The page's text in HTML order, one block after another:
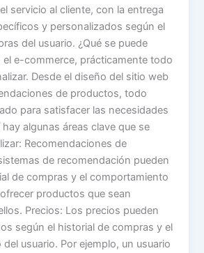
servicio al cliente, con la entrega
y personalizados según el
del usuario. ¿Qué se puede
el e-commerce, prácticamente todo
Desde el diseño del sitio web
de productos, todo
para satisfacer las necesidades
algunas áreas clave que se
Recomendaciones de
de recomendación pueden
de compras y el comportamiento
productos que sean
Precios: Los precios pueden
según el historial de compras y el
usuario. Por ejemplo, un usuario